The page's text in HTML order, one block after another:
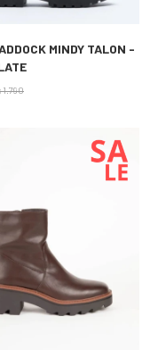
MINDY TALON -
1.790